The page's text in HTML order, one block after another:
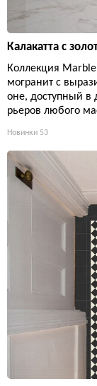
Калакатта с
Коллекция Marble
могранит с
оне, доступный в
рьеров любого
Новинки 53